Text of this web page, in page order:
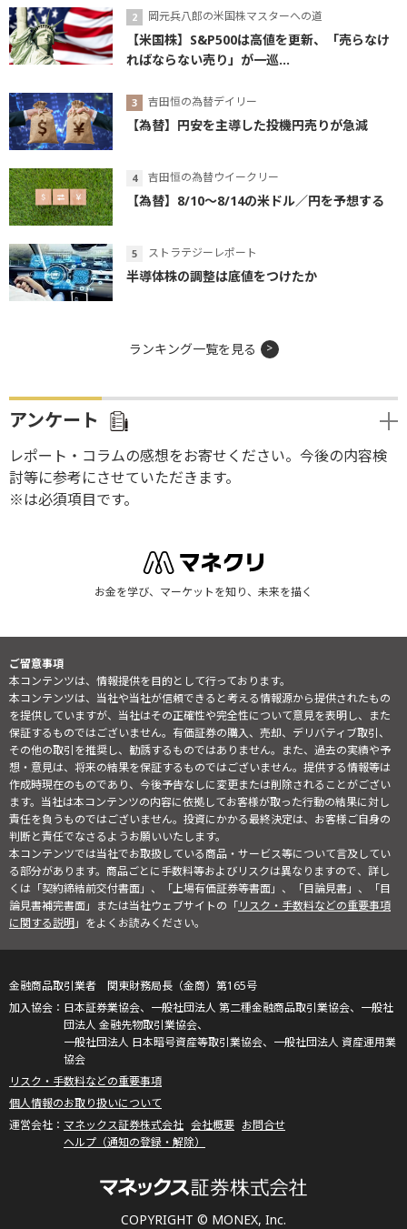
岡元兵八郎の米国株マスターへの道
【米国株】S&P500は高値を更新、「売らなけ
ればならない売り」が一巡...
吉田恒の為替デイリー
【為替】円安を主導した投機円売りが急減
吉田恒の為替ウイークリー
【為替】8/10～8/14の米ドル／円を予想する
ストラテジーレポート
半導体株の調整は底値をつけたか
ランキング一覧を見る
アンケート
レポート・コラムの感想をお寄せください。今後の内容検
討等に参考にさせていただきます。
※は必須項目です。
お金を学び、マーケットを知り、未来を描く
ご留意事項
本コンテンツは、情報提供を目的として行っております。
本コンテンツは、当社や当社が信頼できると考える情報源から提供されたもの
を提供していますが、当社はその正確性や完全性について意見を表明し、また
保証するものではございません。有価証券の購入、売却、デリバティブ取引、
その他の取引を推奨し、勧誘するものではありません。また、過去の実績や予
想・意見は、将来の結果を保証するものではございません。提供する情報等は
作成時現在のものであり、今後予告なしに変更または削除されることがござい
ます。当社は本コンテンツの内容に依拠してお客様が取った行動の結果に対し
責任を負うものではございません。投資にかかる最終決定は、お客様ご自身の
判断と責任でなさるようお願いいたします。
本コンテンツでは当社でお取扱している商品・サービス等について言及してい
る部分があります。商品ごとに手数料等およびリスクは異なりますので、詳し
くは「契約締結前交付書面」、「上場有価証券等書面」、「目論見書」、「目
論見書補完書面」または当社ウェブサイトの「リスク・手数料などの重要事項
に関する説明」をよくお読みください。
COPYRIGHT © MONEX, Inc.
金融商品取引業者 関東財務局長（金商）第165号
日本証券業協会、一般社団法人 第二種金融商品取引業協会、一般社
団法人 金融先物取引業協会、
一般社団法人 日本暗号資産等取引業協会、一般社団法人 資産運用業
協会
リスク・手数料などの重要事項
個人情報のお取り扱いについて
マネックス証券株式会社 会社概要 お問合せ
ヘルプ（通知の登録・解除）